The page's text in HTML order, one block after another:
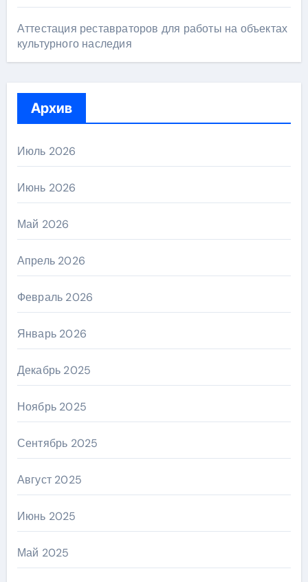
Аттестация реставраторов для работы на объектах
культурного наследия
Архив
Июль 2026
Июнь 2026
Май 2026
Апрель 2026
Февраль 2026
Январь 2026
Декабрь 2025
Ноябрь 2025
Сентябрь 2025
Август 2025
Июнь 2025
Май 2025